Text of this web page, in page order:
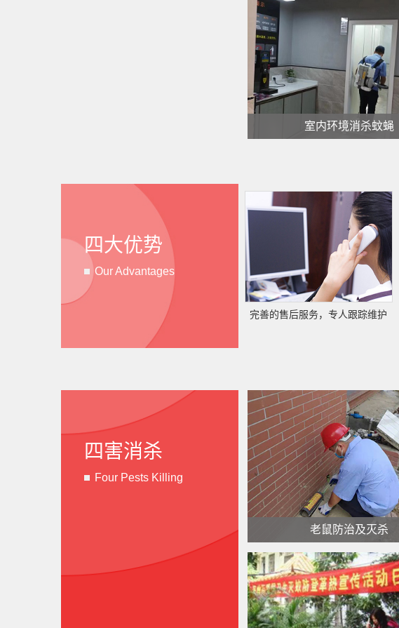
查看更多 >
室内环境消杀蚊蝇
查看更多 >
四大优势
Our Advantages
完善的售后服务，专人跟踪维护
四害消杀
Four Pests Killing
老鼠防治及灭杀
老鼠防治及灭杀
查看更多 >